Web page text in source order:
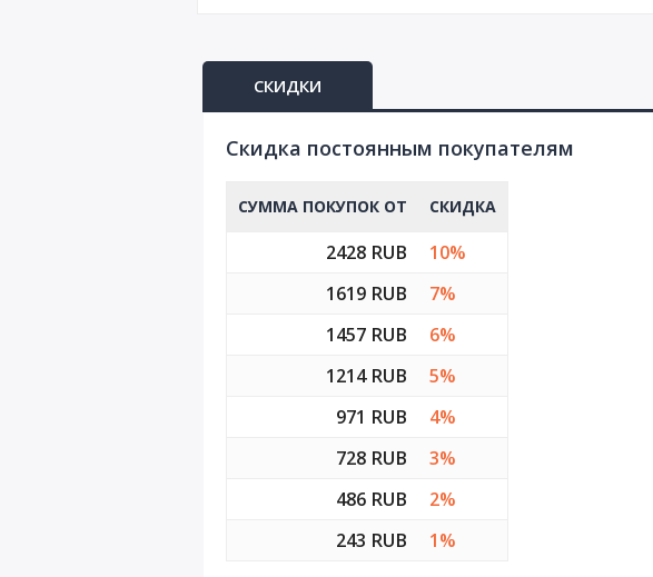
СКИДКИ
Cкидка постоянным покупателям
СУММА ПОКУПОК ОТ СКИДКА
2428 RUB
10%
1619 RUB
7%
1457 RUB
6%
1214 RUB
5%
971 RUB
4%
728 RUB
3%
486 RUB
2%
243 RUB
1%